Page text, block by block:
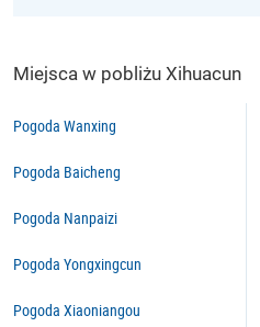
Miejsca w pobliżu Xihuacun
Pogoda Wanxing
Pogoda Baicheng
Pogoda Nanpaizi
Pogoda Yongxingcun
Pogoda Xiaoniangou